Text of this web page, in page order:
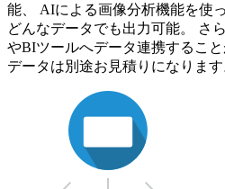
能、 AIによる画像分析機能を使
どんなデータでも出力可能。 さ
やBIツールへデータ連携するこ
データは別途お見積りになります